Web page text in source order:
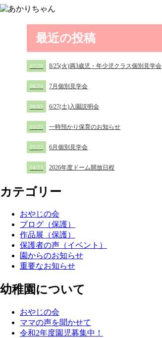
最近の投稿
07/29 8/25(火)満3歳児・年少児クラス個別見学会
06/24 7月個別見学会
06/01 6/27(土)入園説明会
05/25 一時預かり保育のお知らせ
05/22 6月個別見学会
04/23 2026年度ドーム開放日程
カテゴリー
おやじの会
ブログ（保護）
作品展（保護）
保護者の声（イベント）
園からのお知らせ
重要なお知らせ
幼稚園について
おやじの会
ママの声を聞かせて
令和2年度園児募集中！